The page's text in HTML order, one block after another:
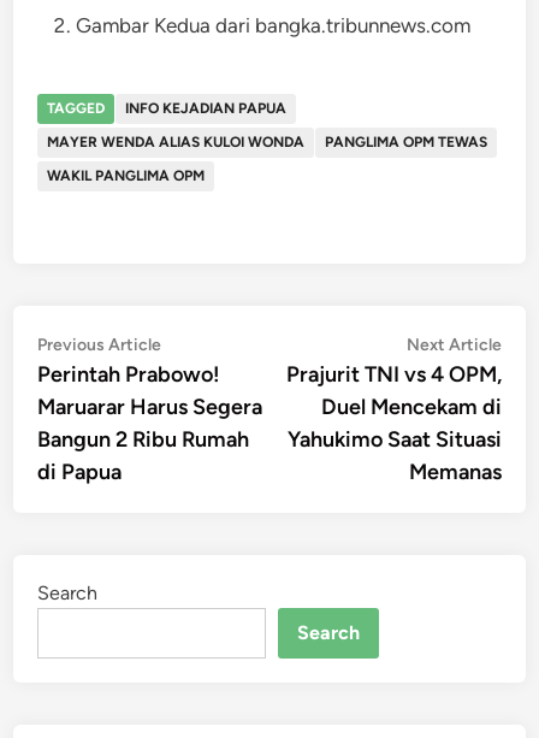
Gambar Kedua dari bangka.tribunnews.com
TAGGED
INFO KEJADIAN PAPUA
MAYER WENDA ALIAS KULOI WONDA
PANGLIMA OPM TEWAS
WAKIL PANGLIMA OPM
Post
navigation
Previous ArticlePrevious
article:
Perintah Prabowo!
Maruarar Harus Segera
Bangun 2 Ribu Rumah
di Papua
Next Article
Prajurit TNI vs 4 OPM,
Duel Mencekam di
Yahukimo Saat Situasi
Memanas
Search
Search